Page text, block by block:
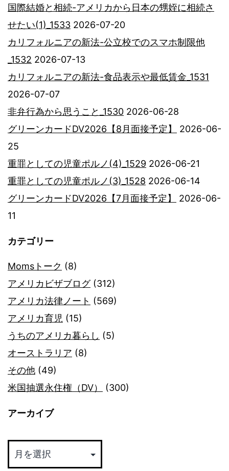
国際結婚と相続-アメリカから日本の甥姪に相続さ
せたい(1)_1533 2026-07-20
カリフォルニアの新法-公立校でのスマホ制限他
_1532 2026-07-13
カリフォルニアの新法-食品表示や最低賃金_1531
2026-07-07
非弁行為から思うこと_1530 2026-06-28
グリーンカードDV2026【8月面接予定】
2026-06-
25
重罪としての児童ポルノ(4)_1529 2026-06-21
重罪としての児童ポルノ(3)_1528 2026-06-14
グリーンカードDV2026【7月面接予定】
2026-06-
11
カテゴリー
Momsトーク (8)
アメリカビザブログ(312)
アメリカ法律ノート (569)
アメリカ育児 (15)
うちのアメリカ暮らし (5)
オーストラリア (8)
その他 (49)
米国抽選永住権（DV）
(300)
アーカイブ
カ